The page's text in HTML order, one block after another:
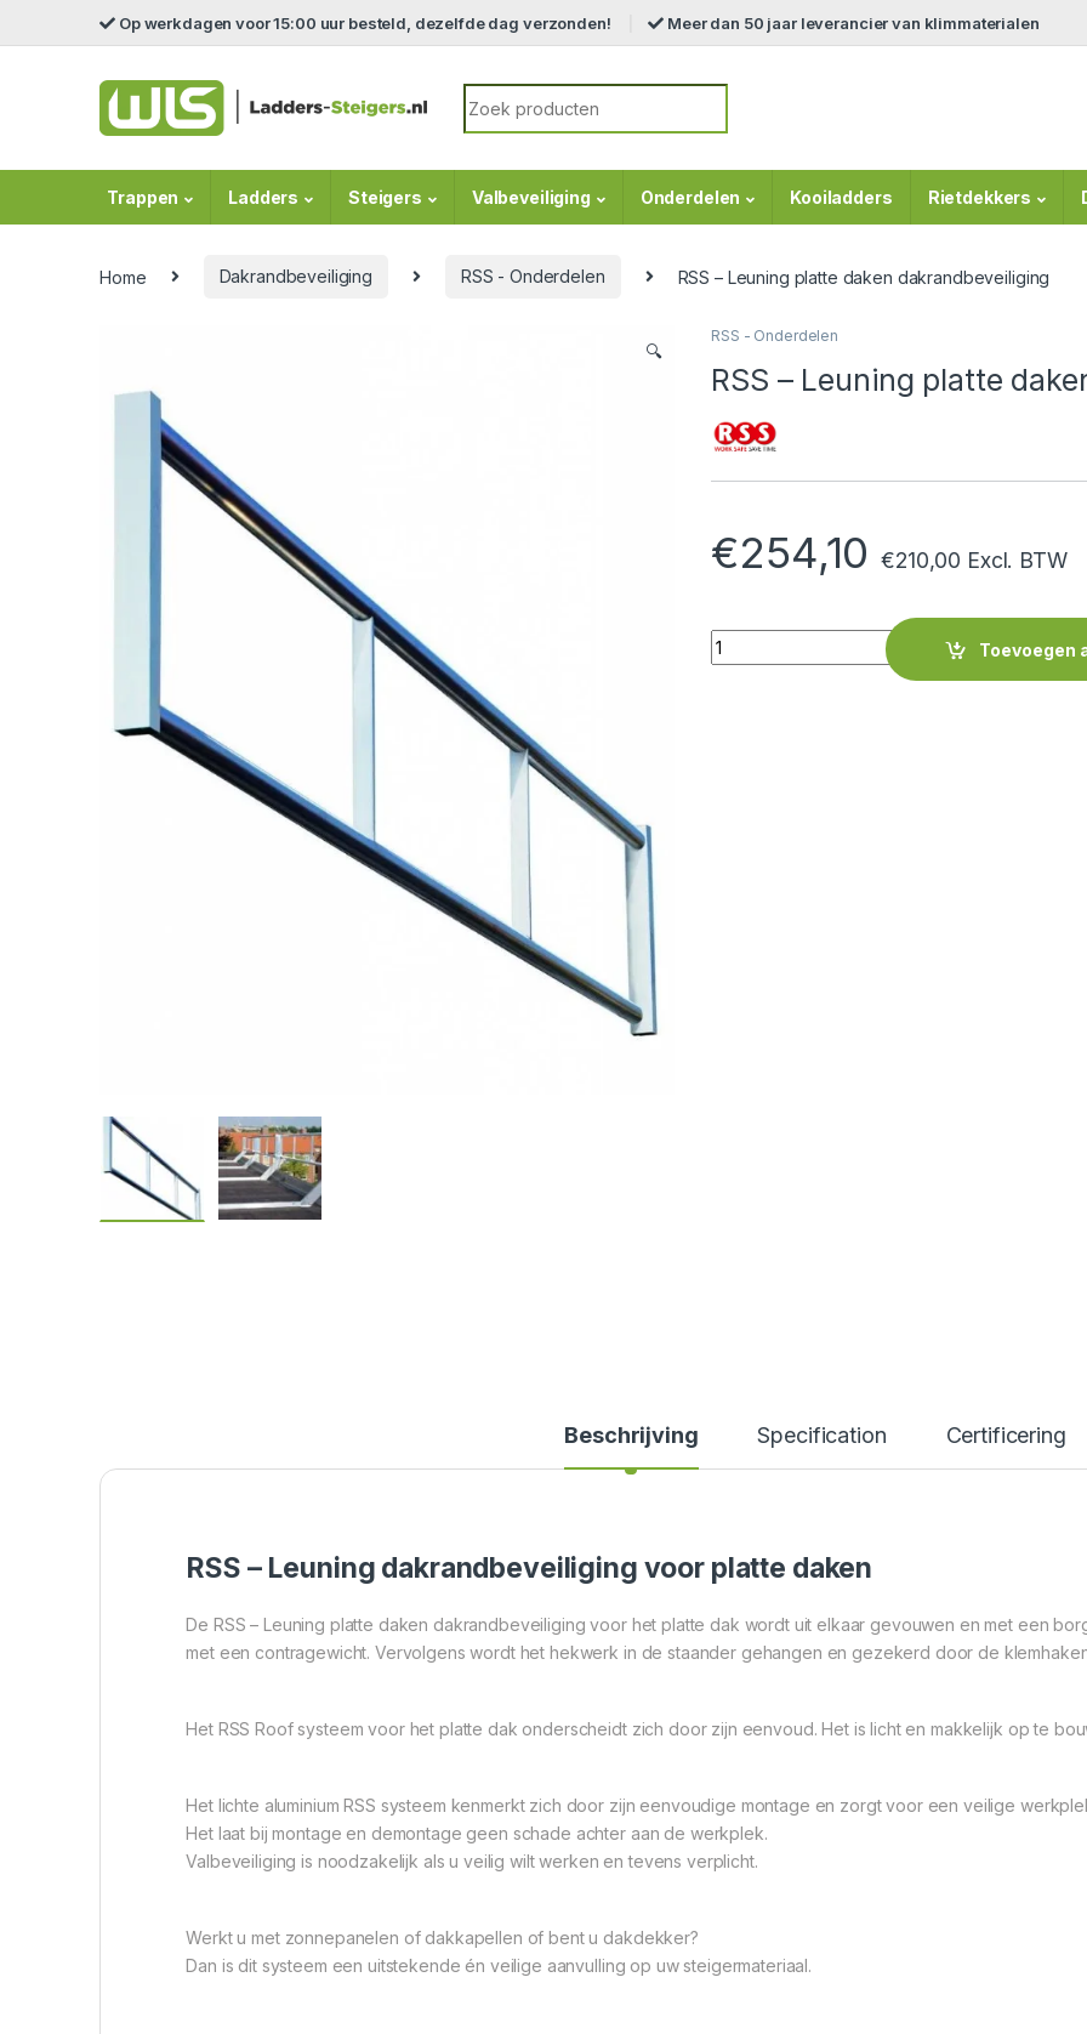
Skip to navigation
Skip to content Op werkdagen voor 15:00 uur besteld, dezelfde dag verzonden! Meer dan 50 jaar leverancier van klimmaterialen
Search for:
Trappen Ladders Steigers Valbeveiliging Onderdelen Kooiladders Rietdekkers
Home Dakrandbeveiliging RSS - Onderdelen RSS – Leuning platte daken dakrandbeveiliging
🔍
RSS - Onderdelen
RSS – Leuning platte
€254,10 €210,00 Excl. BTW
Quantity
Toevoegen
Beschrijving Specification Certificering
RSS – Leuning dakrandbeveiliging voor platte daken
De RSS – Leuning platte daken dakrandbeveiliging voor het platte dak wordt uit elkaar gevouwen en met een
met een contragewicht. Vervolgens wordt het hekwerk in de staander gehangen en gezekerd door de
Het RSS Roof systeem voor het platte dak onderscheidt zich door zijn eenvoud. Het is licht en makkelijk op te
Het lichte aluminium RSS systeem kenmerkt zich door zijn eenvoudige montage en zorgt voor een veilige
Het laat bij montage en demontage geen schade achter aan de werkplek.
Valbeveiliging is noodzakelijk als u veilig wilt werken en tevens verplicht.
Werkt u met zonnepanelen of dakkapellen of bent u dakdekker?
Dan is dit systeem een uitstekende én veilige aanvulling op uw steigermateriaal.